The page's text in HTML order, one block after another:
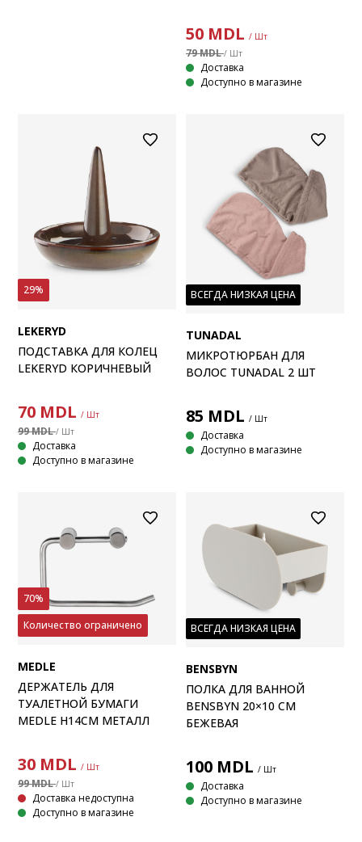
50 MDL / Шт
79 MDL/ Шт
Доставка
Доступно в магазине
29%
LEKERYD
ПОДСТАВКА ДЛЯ КОЛЕЦ
LEKERYD КОРИЧНЕВЫЙ
70 MDL / Шт
99 MDL/ Шт
Доставка
Доступно в магазине
ВСЕГДА НИЗКАЯ ЦЕНА
TUNADAL
МИКРОТЮРБАН ДЛЯ
ВОЛОС TUNADAL 2 ШТ
85 MDL / Шт
Доставка
Доступно в магазине
70%
Количество ограничено
MEDLE
ДЕРЖАТЕЛЬ ДЛЯ
ТУАЛЕТНОЙ БУМАГИ
MEDLE H14СМ МЕТАЛЛ
30 MDL / Шт
99 MDL/ Шт
Доставка недоступна
Доступно в магазине
ВСЕГДА НИЗКАЯ ЦЕНА
BENSBYN
ПОЛКА ДЛЯ ВАННОЙ
BENSBYN 20×10 СМ
БЕЖЕВАЯ
100 MDL / Шт
Доставка
Доступно в магазине